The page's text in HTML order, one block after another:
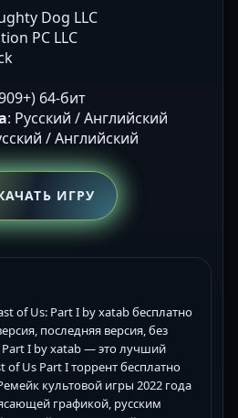
Dog LLC
PC LLC
64-бит
: Русский / Английский
/ Английский
ИГРУ
of Us: Part I by xatab бесплатно
последняя версия, без
Part I by xatab — это лучший
of Us Part I торрент бесплатно
культовой игры 2022 года
графикой, русским